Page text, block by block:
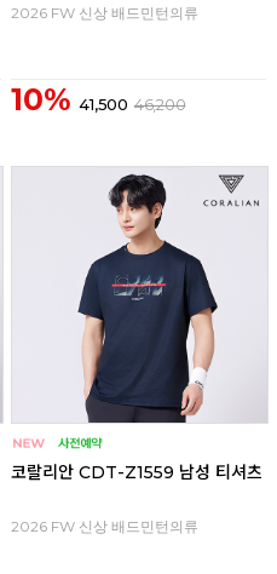
2026 FW 신상 배드민턴의류
10% 41,500 46,200
코랄리안 CDT-Z1559 남성 티셔츠
2026 FW 신상 배드민턴의류